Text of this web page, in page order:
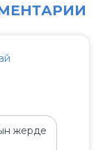
жерде